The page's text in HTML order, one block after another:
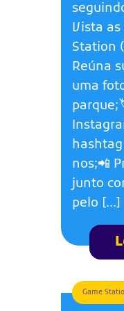
Vista as
Station
Reúna
uma
nos;📲
junto
pelo […]
Game